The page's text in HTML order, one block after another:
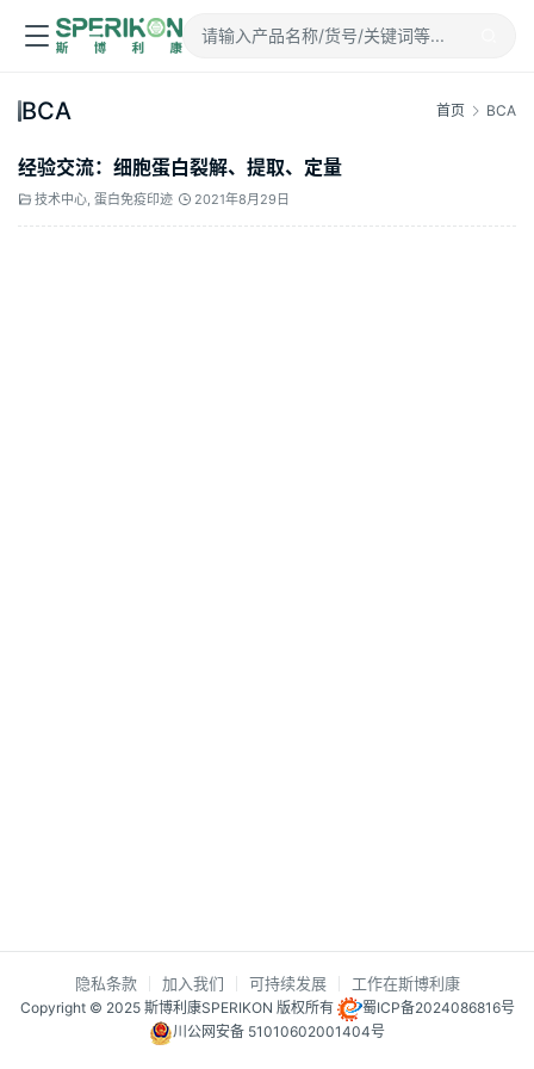
BCA 首页 BCA
经验交流：细胞蛋白裂解、提取、定量
技术中心, 蛋白免疫印迹 2021年8月29日
隐私条款 加入我们 可持续发展 工作在斯博利康
Copyright © 2025 斯博利康SPERIKON 版权所有
蜀ICP备2024086816号
川公网安备 51010602001404号